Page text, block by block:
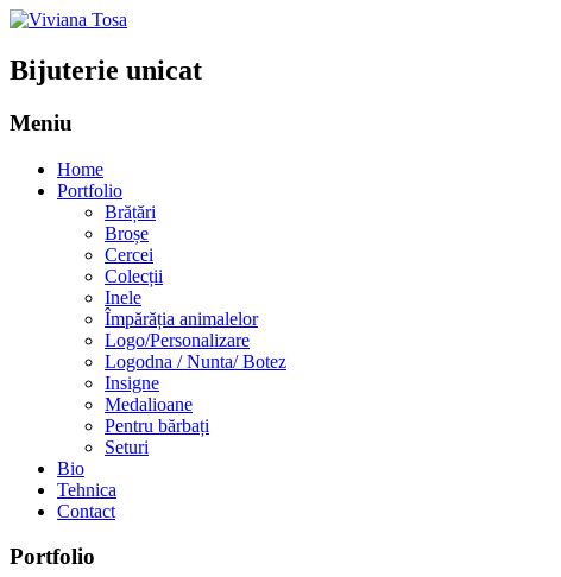
Bijuterie unicat
Meniu
Home
Portfolio
Brățări
Broșe
Cercei
Colecții
Inele
Împărăția animalelor
Logo/Personalizare
Logodna / Nunta/ Botez
Insigne
Medalioane
Pentru bărbați
Seturi
Bio
Tehnica
Contact
Portfolio